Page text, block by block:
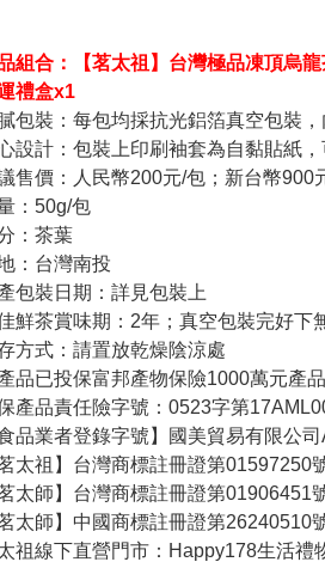
組合：【茗太祖】台灣極品凍頂烏
禮盒x1
包裝：每包均採抗光鋁箔真空包裝
設計：包裝上印刷袖套為自黏貼紙
售價：人民幣200元/包；新台幣900
：50g/包
：茶葉
：台灣南投
包裝日期：詳見包裝上
鮮茶賞味期：2年；真空包裝完好下
方式：請置放乾燥陰涼處
品已投保富邦產物保險1000萬元產
產品責任險字號：0523字第
食品業者登錄字號】國美貿易有限公
茗太祖】台灣商標註冊證第01597250
茗太師】台灣商標註冊證第01906451
茗太師】中國商標註冊證第26240510
祖線下直營門市：Happy178生活禮